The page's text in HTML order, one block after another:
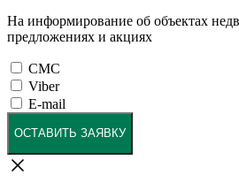
На информирование об объектах
предложениях и акциях
СМС
Viber
E-mail
ОСТАВИТЬ ЗАЯВКУ